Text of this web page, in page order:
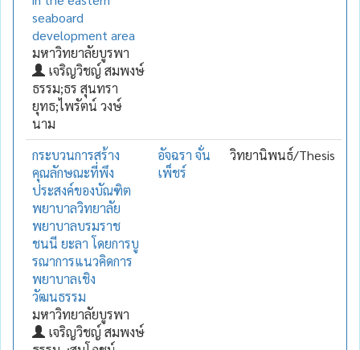
seaboard
development area
มหาวิทยาลัยบูรพา
เจริญวิชญ์ สมพงษ์
ธรรม;ธร สุนทรา
ยุทธ;ไพรัตน์ วงษ์
นาม
กระบวนการสร้าง
คุณลักษณะที่พึง
ประสงค์ของบัณฑิต
พยาบาลวิทยาลัย
พยาบาลบรมราช
ชนนี ยะลา โดยการบู
รณาการแนวคิดการ
พยาบาลเชิง
วัฒนธรรม
มหาวิทยาลัยบูรพา
เจริญวิชญ์ สมพงษ์
อัจฉรา จั่น
เพ็ชร์
วิทยานิพนธ์/Thesis